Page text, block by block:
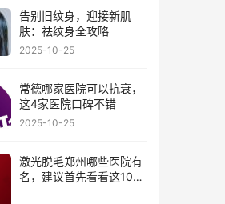
告别旧纹身，迎接新肌
肤：祛纹身全攻略
2025-10-25
常德哪家医院可以抗衰，
这4家医院口碑不错
2025-10-25
激光脱毛郑州哪些医院有
名，建议首先看看这10家